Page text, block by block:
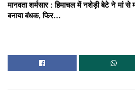
मानवता शर्मसार : हिमाचल में नशेड़ी बेटे ने मां से
बनाया बंधक, फिर…